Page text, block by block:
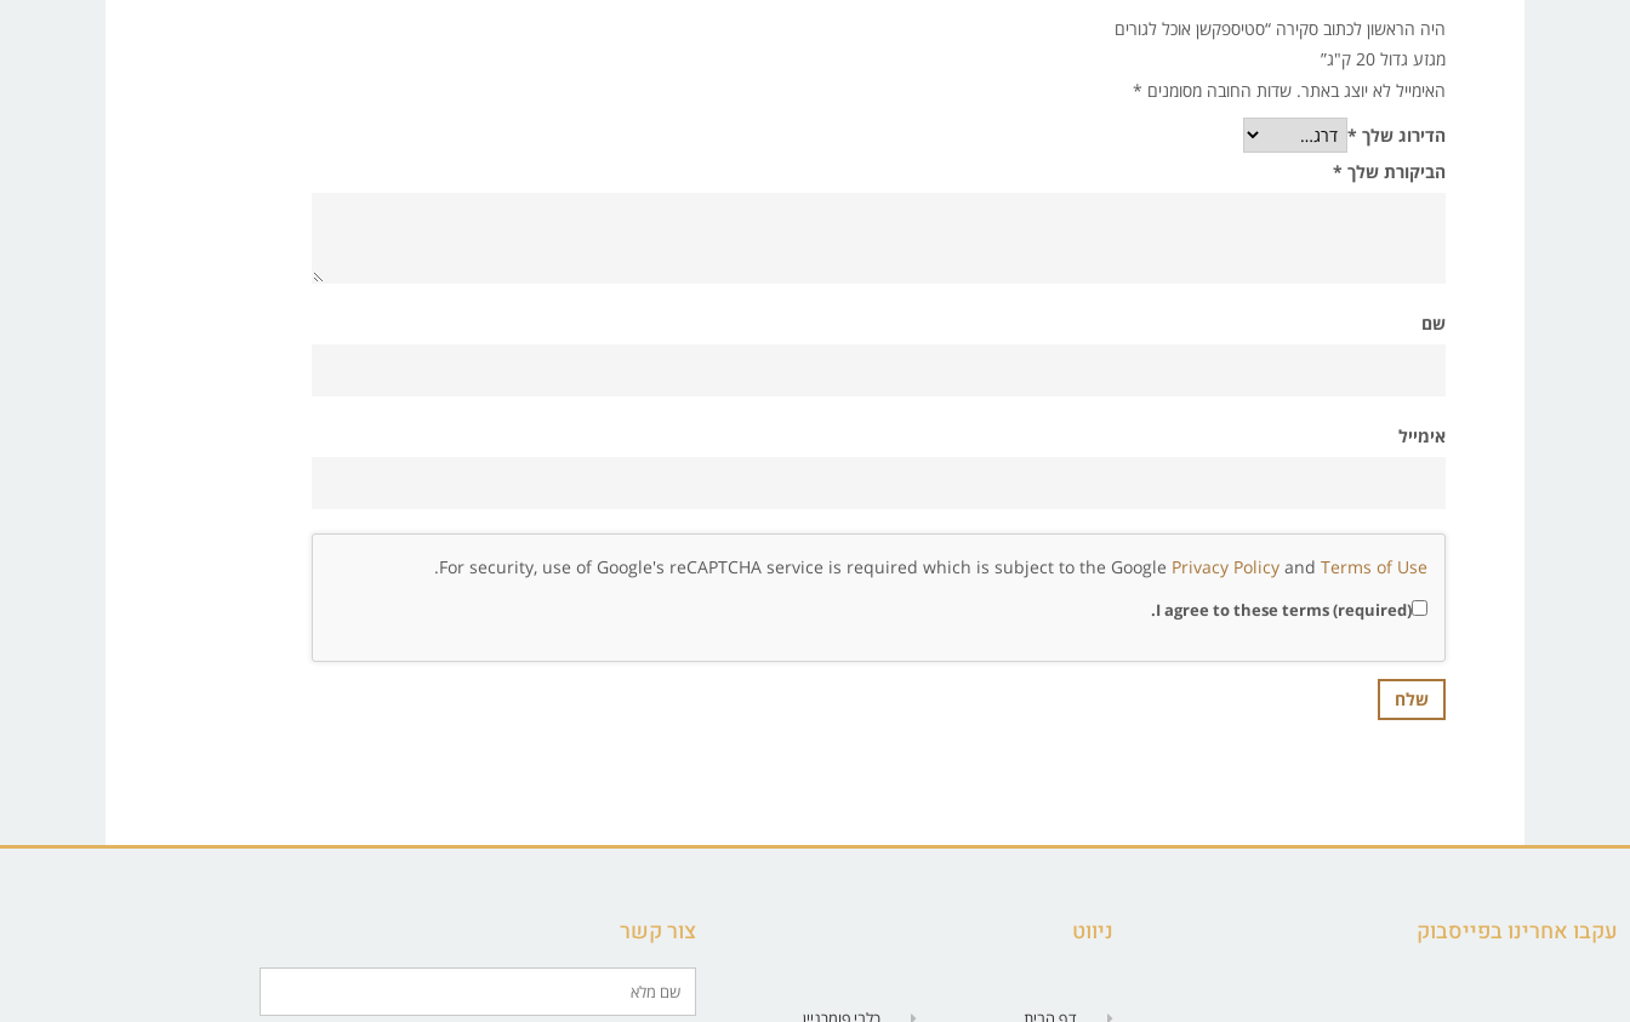
היה הראשון לכתוב סקירה “סטיספקשן אוכל לגורים
מגזע גדול 20 ק"ג”
האימייל לא יוצג באתר. שדות החובה מסומנים *
הדירוג שלך *
הביקורת שלך *
שם
אימייל
For security, use of Google's reCAPTCHA service is required which is subject to the Google Privacy Policy and Terms of Use
.
I agree to these terms (required).
עקבו אחרינו בפייסבוק ניווט צור קשר